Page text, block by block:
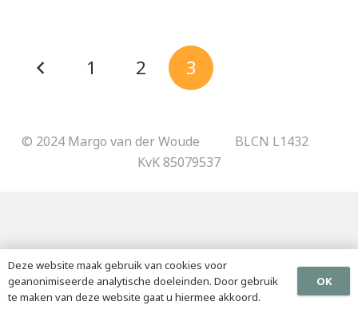
1 2 3
© 2024 Margo van der Woude BLCN L1432
KvK 85079537
Deze website maak gebruik van cookies voor
geanonimiseerde analytische doeleinden. Door gebruik
te maken van deze website gaat u hiermee akkoord.
OK